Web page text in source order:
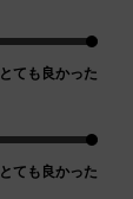
とても良かった
とても良かった